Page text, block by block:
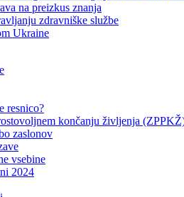
na preizkus znanja
zdravniške službe
Ukraine
resnico?
končanju življenja
zaslonov
vsebine
2024